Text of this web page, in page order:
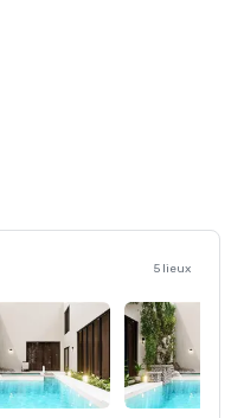
5 lieux